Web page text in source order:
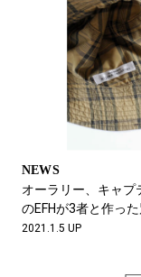
NEWS
オーラリー、キャプ
のEFHが3者と作った
2021.1.5 UP